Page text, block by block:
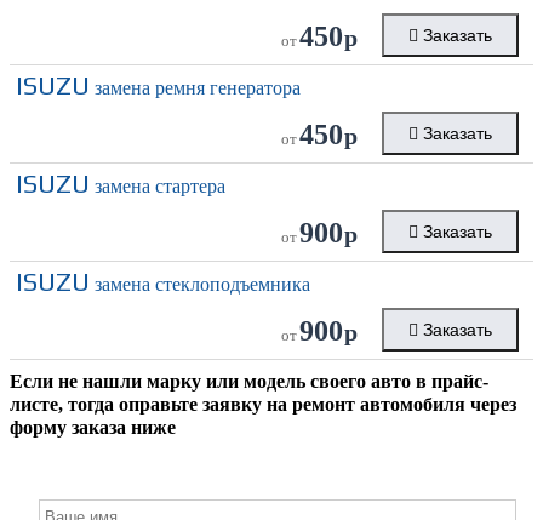
от450р Заказать
ISUZU замена ремня генератора
от450р Заказать
ISUZU замена стартера
от900р Заказать
ISUZU замена стеклоподъемника
от900р Заказать
Если не нашли марку или модель своего авто в прайс-
листе, тогда оправьте заявку на ремонт автомобиля через
форму заказа ниже